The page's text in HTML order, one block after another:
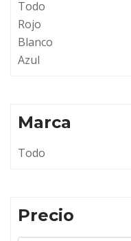
Todo
Rojo
Blanco
Azul
Marca
Todo
Precio